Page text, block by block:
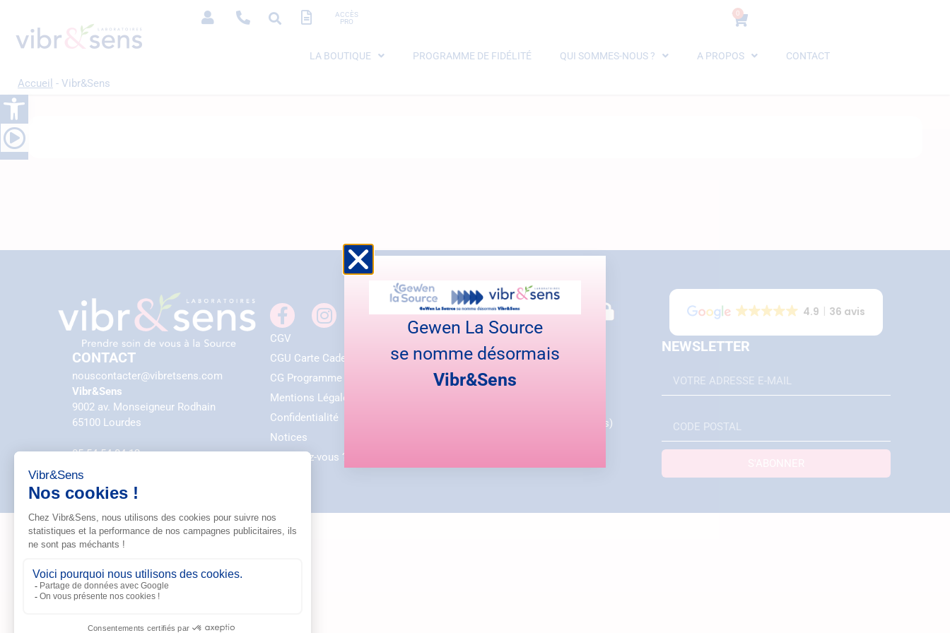
ACCÈS
PRO
LA BOUTIQUE PROGRAMME DE FIDÉLITÉ QUI SOMMES-NOUS ? A PROPOS CONTACT
0
Accueil - Vibr&Sens
Ouvrir la barre d’outils
CONTACT
nouscontacter@vibretsens.com
Vibr&Sens
9002 av. Monseigneur Rodhain
65100 Lourdes
05 54 54 84 12
CGV
CGU Carte Cadeau Émoticrème®
CG Programme Fidélité
Mentions Légales
Confidentialité
Notices
Le saviez-vous ?
Mon compte
Panier
FAQ (Questions fréquentes)
4.9 36 avis
NEWSLETTER
Gewen La Source
se nomme désormais
Vibr&Sens